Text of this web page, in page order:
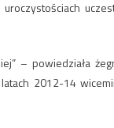
– powiedziała
2012-14